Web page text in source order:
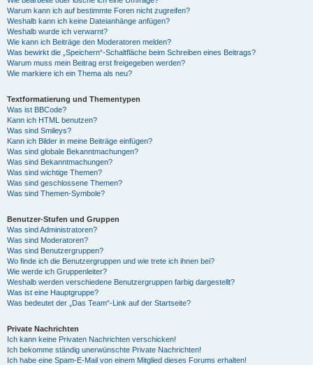
Warum kann ich auf bestimmte Foren nicht zugreifen?
Weshalb kann ich keine Dateianhänge anfügen?
Weshalb wurde ich verwarnt?
Wie kann ich Beiträge den Moderatoren melden?
Was bewirkt die „Speichern“-Schaltfläche beim Schreiben eines Beitrags?
Warum muss mein Beitrag erst freigegeben werden?
Wie markiere ich ein Thema als neu?
Textformatierung und Thementypen
Was ist BBCode?
Kann ich HTML benutzen?
Was sind Smileys?
Kann ich Bilder in meine Beiträge einfügen?
Was sind globale Bekanntmachungen?
Was sind Bekanntmachungen?
Was sind wichtige Themen?
Was sind geschlossene Themen?
Was sind Themen-Symbole?
Benutzer-Stufen und Gruppen
Was sind Administratoren?
Was sind Moderatoren?
Was sind Benutzergruppen?
Wo finde ich die Benutzergruppen und wie trete ich ihnen bei?
Wie werde ich Gruppenleiter?
Weshalb werden verschiedene Benutzergruppen farbig dargestellt?
Was ist eine Hauptgruppe?
Was bedeutet der „Das Team“-Link auf der Startseite?
Private Nachrichten
Ich kann keine Privaten Nachrichten verschicken!
Ich bekomme ständig unerwünschte Private Nachrichten!
Ich habe eine Spam-E-Mail von einem Mitglied dieses Forums erhalten!